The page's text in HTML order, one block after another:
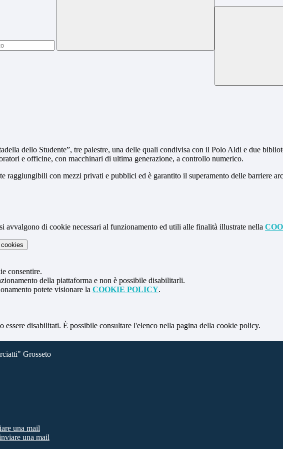
dello Studente”, tre palestre, una delle quali condivisa con il Polo Aldi e due
e officine, con macchinari di ultima generazione, a controllo numerico.
raggiungibili con mezzi privati e pubblici ed è garantito il superamento delle barriere
avvalgono di cookie necessari al funzionamento ed utili alle finalità illustrate nella
consentire.
della piattaforma e non è possibile disabilitarli.
potete visionare la COOKIE POLICY.
essere disabilitati. È possibile consultare l'elenco nella pagina della cookie policy.
Grosseto
una mail
una mail